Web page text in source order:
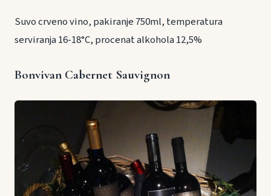
Suvo crveno vino, pakiranje 750ml, temperatura
serviranja 16-18°C, procenat alkohola 12,5%
Bonvivan Cabernet Sauvignon